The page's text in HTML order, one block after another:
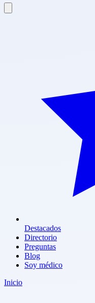
Destacados
Directorio
Preguntas
Blog
Soy médico
Inicio